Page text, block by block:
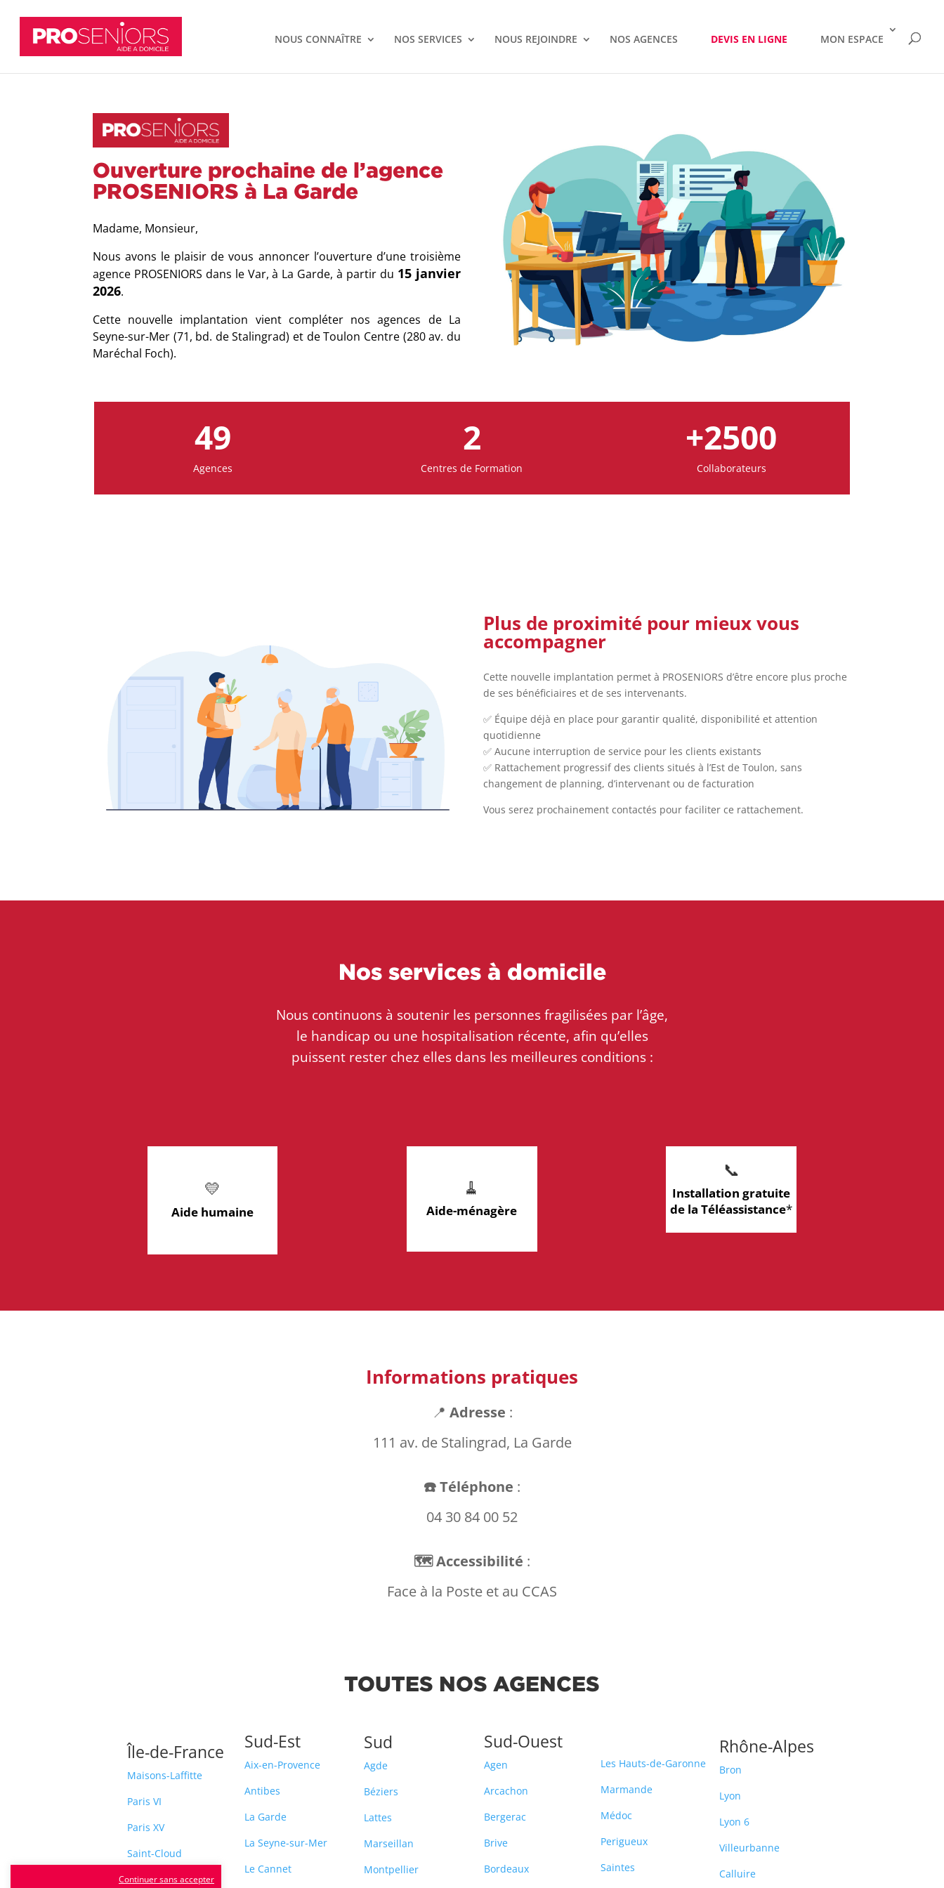
NOUS CONNAÎTRE NOS SERVICES NOUS REJOINDRE NOS AGENCES DEVIS EN LIGNE MON ESPACE
Ouverture prochaine de l’agence
PROSENIORS à La Garde
Madame, Monsieur,
Nous avons le plaisir de vous annoncer l’ouverture d’une troisième
agence PROSENIORS dans le Var, à La Garde, à partir du 15 janvier
2026.
Cette nouvelle implantation vient compléter nos agences de La
Seyne-sur-Mer (71, bd. de Stalingrad) et de Toulon Centre (280 av. du
Maréchal Foch).
49
Agences
2
Centres de Formation
+2500
Collaborateurs
Plus de proximité pour mieux vous
accompagner
Cette nouvelle implantation permet à PROSENIORS d’être encore plus proche
de ses bénéficiaires et de ses intervenants.
✅ Équipe déjà en place pour garantir qualité, disponibilité et attention
quotidienne
✅ Aucune interruption de service pour les clients existants
✅ Rattachement progressif des clients situés à l’Est de Toulon, sans
changement de planning, d’intervenant ou de facturation
Vous serez prochainement contactés pour faciliter ce rattachement.
Nos services à domicile
Nous continuons à soutenir les personnes fragilisées par l’âge,
le handicap ou une hospitalisation récente, afin qu’elles
puissent rester chez elles dans les meilleures conditions :
💛
Aide humaine
🧹
Aide-ménagère
📞
Installation gratuite
de la Téléassistance*
Informations pratiques
📍 Adresse :
111 av. de Stalingrad, La Garde
☎️ Téléphone :
04 30 84 00 52
🗺️ Accessibilité :
Face à la Poste et au CCAS
TOUTES NOS AGENCES
Île-de-France
Maisons-Laffitte
Paris VI
Paris XV
Saint-Cloud
Sceaux
Sud-Est
Aix-en-Provence
Antibes
La Garde
La Seyne-sur-Mer
Le Cannet
Sud
Agde
Béziers
Lattes
Marseillan
Montpellier
Sud-Ouest
Agen
Arcachon
Bergerac
Brive
Bordeaux
Les Hauts-de-Garonne
Marmande
Médoc
Perigueux
Saintes
Rhône-Alpes
Bron
Lyon
Lyon 6
Villeurbanne
Calluire
Continuer sans accepter